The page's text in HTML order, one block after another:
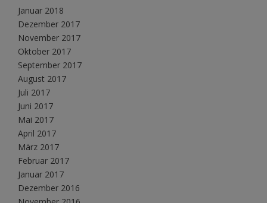
Januar 2018
Dezember 2017
November 2017
Oktober 2017
September 2017
August 2017
Juli 2017
Juni 2017
Mai 2017
April 2017
März 2017
Februar 2017
Januar 2017
Dezember 2016